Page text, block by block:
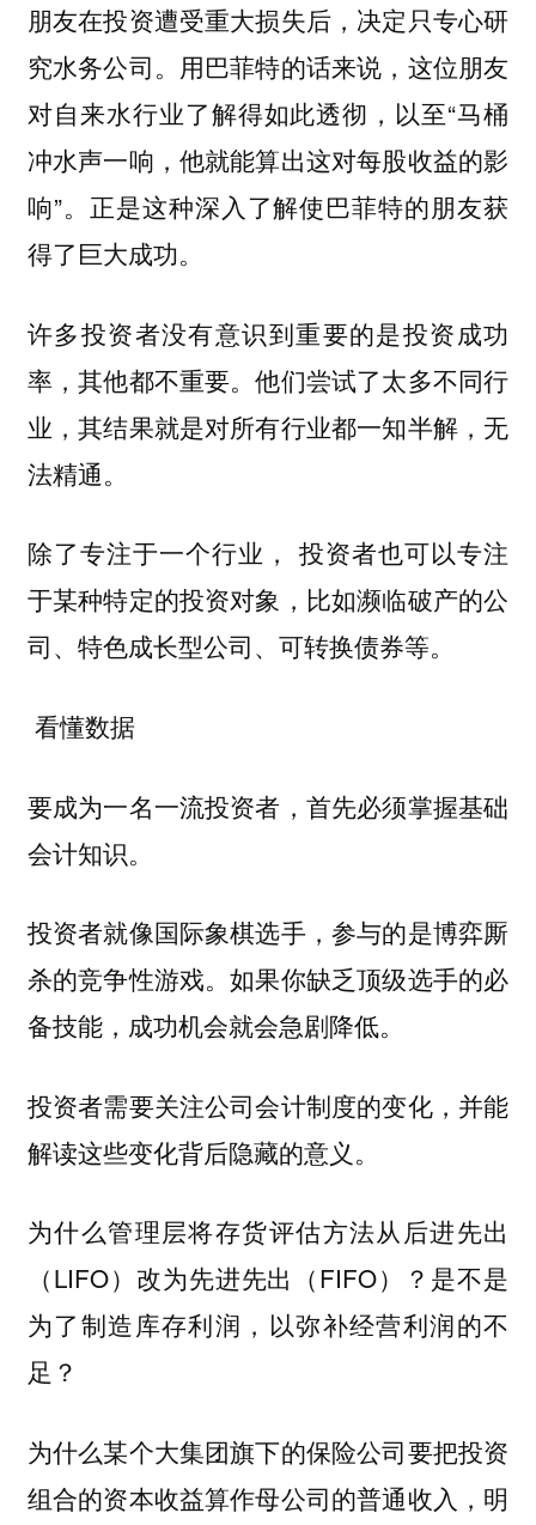
朋友在投资遭受重大损失后，决定只专心研
究水务公司。用巴菲特的话来说，这位朋友
对自来水行业了解得如此透彻，以至“马桶
冲水声一响，他就能算出这对每股收益的影
响”。正是这种深入了解使巴菲特的朋友获
得了巨大成功。
许多投资者没有意识到重要的是投资成功
率，其他都不重要。他们尝试了太多不同行
业，其结果就是对所有行业都一知半解，无
法精通。
除了专注于一个行业，投资者也可以专注
于某种特定的投资对象，比如濒临破产的公
司、特色成长型公司、可转换债券等。
看懂数据
要成为一名一流投资者， 首先必须掌握基础
会计知识。
投资者就像国际象棋选手，参与的是博弈厮
杀的竞争性游戏。如果你缺乏顶级选手的必
备技能，成功机会就会急剧降低。
投资者需要关注公司会计制度的变化，并能
解读这些变化背后隐藏的意义 。
为什么管理层将存货评估方法从后进先出
（LIFO）改为先进先出（FIFO）？是不是
为了制造库存利润，以弥补经营利润的不
足？
为什么某个大集团旗下的保险公司要把投资
组合的资本收益算作母公司的普通收入，明